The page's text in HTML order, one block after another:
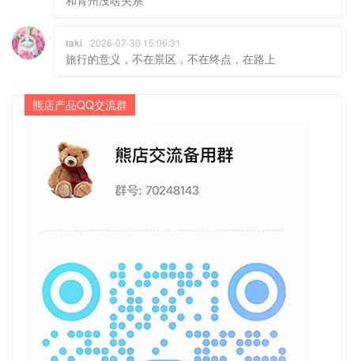
taki 2026-07-30 15:06:31
旅行的意义，不在景区，不在终点，在路上
熊店产品QQ交流群